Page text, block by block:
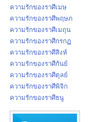
ความรักของราศีเมษ
ความรักของราศีพฤษภ
ความรักของราศีเมถุน
ความรักของราศีกรกฏ
ความรักของราศีสิงห์
ความรักของราศีกันย์
ความรักของราศีตุลย์
ความรักของราศีพิจิก
ความรักของราศีธนู